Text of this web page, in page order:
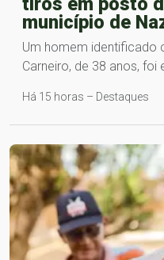
município de
Um homem identificado
Carneiro, de 38 anos, foi
Há 15 horas – Destaques